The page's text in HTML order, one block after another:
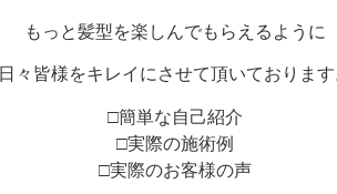
もっと髪型を楽しんでもらえるように
日々皆様をキレイにさせて頂いております
□簡単な自己紹介
□実際の施術例
□実際のお客様の声